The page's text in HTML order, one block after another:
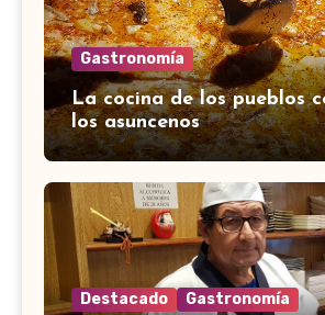
Gastronomía
La cocina de los pueblos
los asuncenos
Destacado Gastronomía